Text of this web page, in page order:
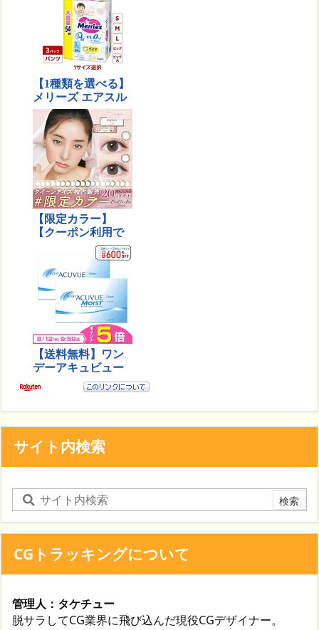
サイト内検索
CGトラッキングについて
管理人：タケチュー
脱サラしてCG業界に飛び込んだ現役CGデザイナー。